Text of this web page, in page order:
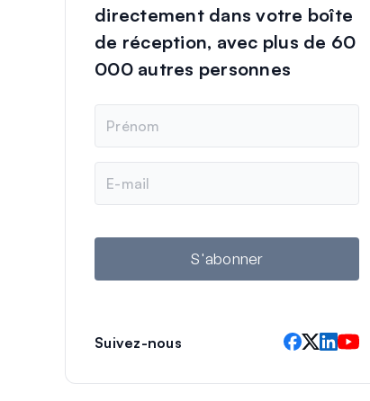
directement dans votre boîte
de réception, avec plus de 60
000 autres personnes
m
m
i
S'abonner
Suivez-nous